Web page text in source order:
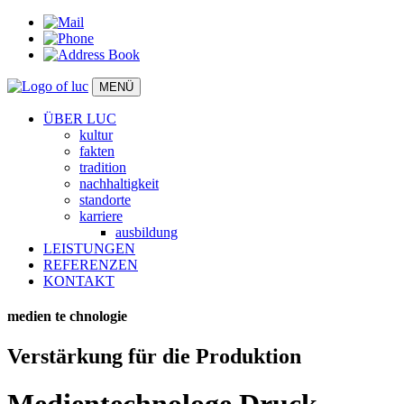
MENÜ
ÜBER LUC
kultur
fakten
tradition
nachhaltigkeit
standorte
karriere
ausbildung
LEISTUNGEN
REFERENZEN
KONTAKT
medien te chnologie
Verstärkung für die Produktion